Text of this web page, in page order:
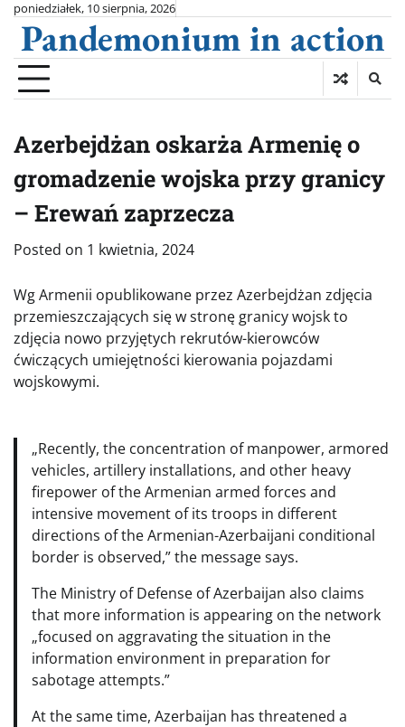
Skip
content
poniedziałek, 10 sierpnia, 2026
Pandemonium in action
Azerbejdżan oskarża Armenię o
gromadzenie wojska przy granicy
– Erewań zaprzecza
Posted on 1 kwietnia, 2024
Wg Armenii opublikowane przez Azerbejdżan zdjęcia
przemieszczających się w stronę granicy wojsk to
zdjęcia nowo przyjętych rekrutów-kierowców
ćwiczących umiejętności kierowania pojazdami
wojskowymi.
„Recently, the concentration of manpower, armored
vehicles, artillery installations, and other heavy
firepower of the Armenian armed forces and
intensive movement of its troops in different
directions of the Armenian-Azerbaijani conditional
border is observed,” the message says.
The Ministry of Defense of Azerbaijan also claims
that more information is appearing on the network
„focused on aggravating the situation in the
information environment in preparation for
sabotage attempts.”
At the same time, Azerbaijan has threatened a